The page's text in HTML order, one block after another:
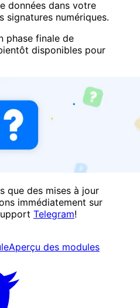
données dans votre
numériques.
phase finale de
disponibles pour
que des mises à jour
immédiatement sur
Telegram!
Aperçu des modules